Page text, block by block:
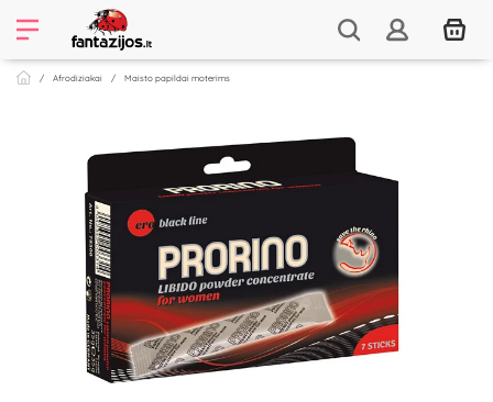
Afrodiziakai Maisto papildai moterims